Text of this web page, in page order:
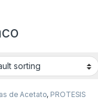
de Acetato, PROTESIS